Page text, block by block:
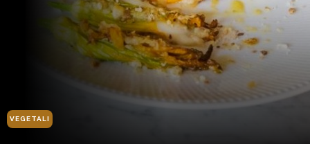
VEGETALI